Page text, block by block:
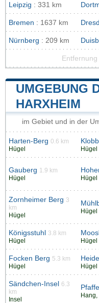
Leipzig : 331 km
Bremen : 1637 km
Nürnberg : 209 km
UMGEBUNG
HARXHEIM
im Gebiet und in der
Harten-Berg 0.6 km
Hügel
Hügel
Gauberg 1.9 km
Hügel
Hügel
Zornheimer Berg 3
km
Hügel
Hügel
Königsstuhl 3.8 km
Hügel
Hügel
Focken Berg 5.3 km
Hügel
Hügel
Sändchen-Insel 6.3
km
Insel
Hang,